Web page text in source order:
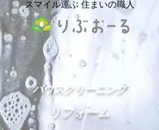
スマイル運ぶ 住まいの職人
​ハウスクリーニング
​リフォーム